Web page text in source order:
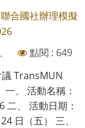
合國社辦理模擬
點閱 : 649
TransMUN
、 活動名稱：
、 活動日期：
日（五） 三、